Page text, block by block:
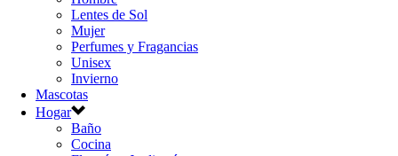
Lentes de Sol
Mujer
Perfumes y Fragancias
Unisex
Invierno
Mascotas
Hogar
Baño
Cocina